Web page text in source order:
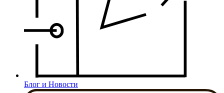
Блог и Новости